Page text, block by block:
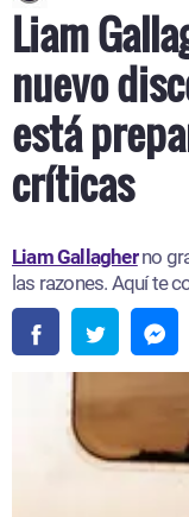
Liam
nuevo
está
críticas
Liam Gallagherno
las razones. Aquí te